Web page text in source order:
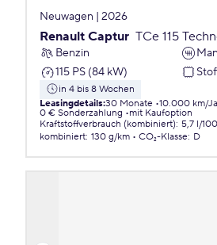
Neuwagen | 2026
Renault Captur TCe 115
Benzin
115 PS (84 kW)
in 4 bis 8 Wochen
Leasingdetails:30 Monate 10.000 km/
0 € Sonderzahlung
mit Kaufoption
Kraftstoffverbrauch (kombiniert): 5,7 l/
kombiniert: 130 g/km CO₂-Klasse: D